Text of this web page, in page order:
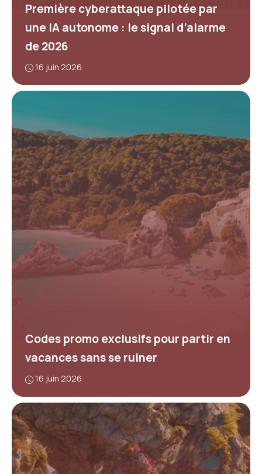
Première cyberattaque pilotée par
une IA autonome : le signal d’alarme
de 2026
16 juin 2026
Codes promo exclusifs pour partir en
vacances sans se ruiner
16 juin 2026